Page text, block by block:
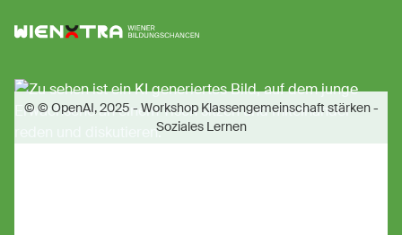
Logo Wiener Bildungschancen
© © OpenAI, 2025 - Workshop Klassengemeinschaft stärken -
Soziales Lernen